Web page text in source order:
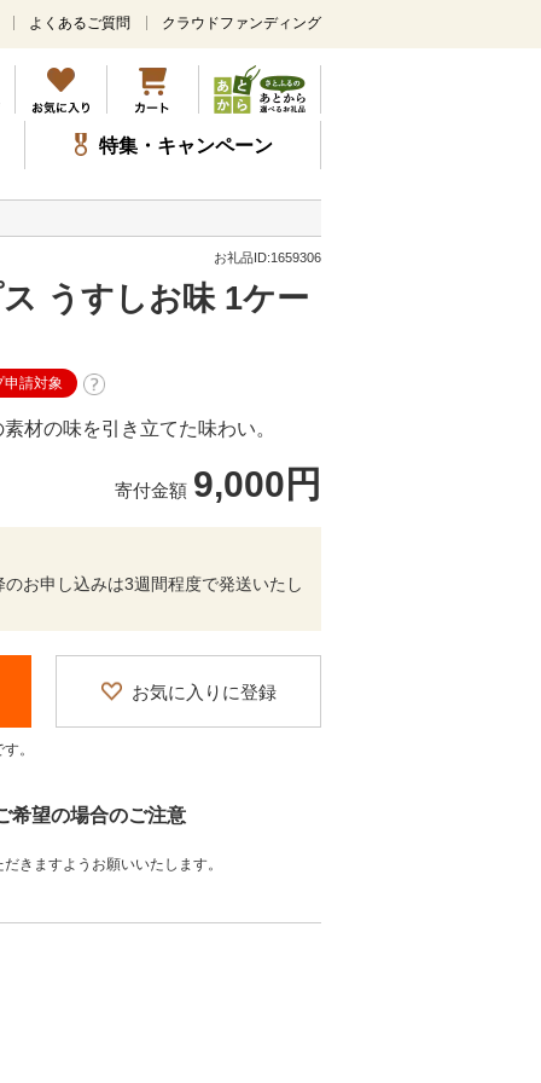
メ
ン
コ
ン
テ
ツ
ッ
よくあるご質問 クラウドファンディング
特集・キャンペーン
お礼品ID:1659306
うすしお味 1ケー
申請対象
材の味を引き立てた味わい。
寄付金額 9,000円
お申し込みは3週間程度で発送いたし
お気に入りに登録
。
希望の場合のご注意
きますようお願いいたします。